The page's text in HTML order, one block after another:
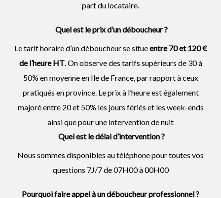
part du locataire.
Quel est le prix d’un déboucheur ?
Le tarif horaire d’un déboucheur se situeentre 70 et 120 €
de l’heure HT. On observe des tarifs supérieurs de 30 à
50% en moyenne en Ile de France, par rapport à ceux
pratiqués en province. Le prix à l’heure est également
majoré entre 20 et 50% les jours fériés et les week-ends
ainsi que pour une intervention de nuit
Quel est le délai d’intervention ?
Nous sommes disponibles au téléphone pour toutes vos
questions 7J/7 de 07H00 à 00H00
Pourquoi faire appel à un déboucheur professionnel ?